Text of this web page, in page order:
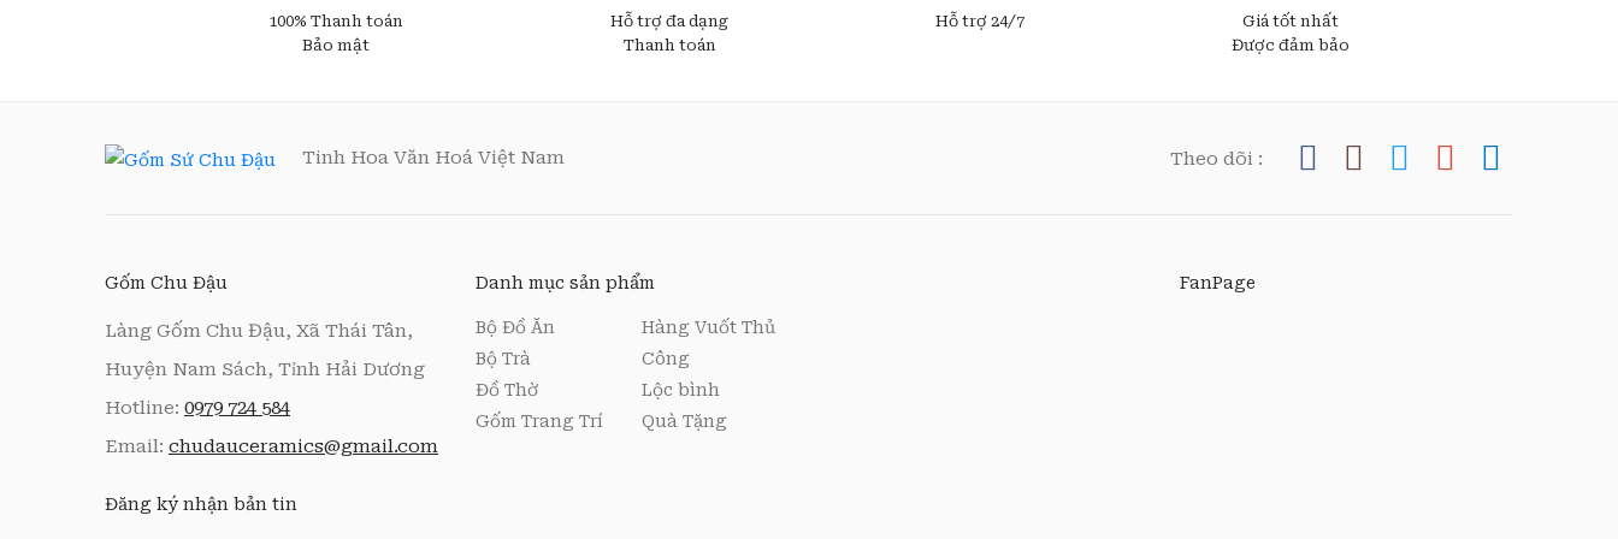
100% Thanh toán
Bảo mật
Hỗ trợ đa dạng
Thanh toán
Hỗ trợ 24/7
Giá tốt nhất
Được đảm bảo
Tinh Hoa Văn Hoá Việt Nam Theo dõi :
Gốm Chu Đậu
Làng Gốm Chu Đậu, Xã Thái Tân,
Huyện Nam Sách, Tỉnh Hải Dương
Hotline: 0979 724 584
Email: chudauceramics@gmail.com
Đăng ký nhận bản tin
Danh mục sản phẩm
Bộ Đồ Ăn
Bộ Trà
Đồ Thờ
Gốm Trang Trí
Hàng Vuốt Thủ
Công
Lộc bình
Quà Tặng
FanPage